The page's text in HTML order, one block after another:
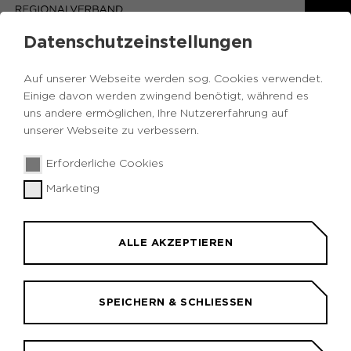
RÜCKBLICK | 2023
Resilient, relevant und nachhaltig -
Impulse für Kulturinstitutionen in der
Transformation
Datenschutzeinstellungen
Auf unserer Webseite werden sog. Cookies verwendet.
Einige davon werden zwingend benötigt, während es
uns andere ermöglichen, Ihre Nutzererfahrung auf
unserer Webseite zu verbessern.
Erforderliche Cookies
Marketing
ALLE AKZEPTIEREN
SPEICHERN & SCHLIESSEN